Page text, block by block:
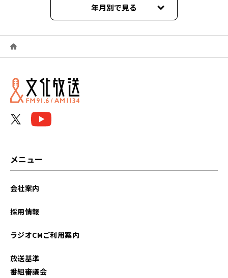
年月別で見る
2026年06月
2026年05月
2026年04月
メニュー
会社案内
採用情報
ラジオCMご利用案内
放送基準
番組審議会